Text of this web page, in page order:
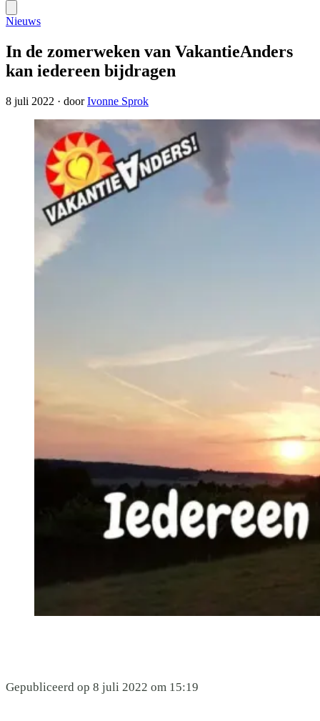
Nieuws
In de zomerweken van VakantieAnders
kan iedereen bijdragen
8 juli 2022 · doorIvonne Sprok
Gepubliceerd op 8 juli 2022 om 15:19